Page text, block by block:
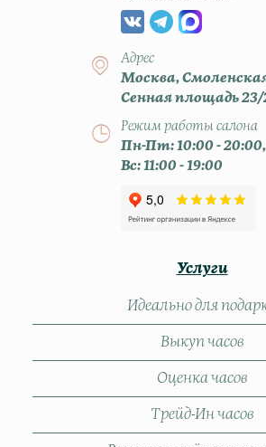
Адрес
Москва,
Сенная площадь 23/
Режим работы салона
Пн-Пт: 10:00 -
Вс: 11:00 - 19:00
Услуги
Идеально для
Выкуп часов
Оценка часов
Трейд-Ин часов